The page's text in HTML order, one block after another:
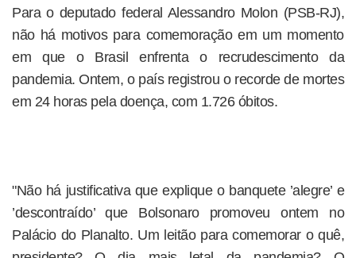
Para o deputado federal Alessandro Molon (PSB-RJ),
não há motivos para comemoração em um momento
em que o Brasil enfrenta o recrudescimento da
pandemia. Ontem, o país registrou o recorde de mortes
em 24 horas pela doença, com 1.726 óbitos.
"Não há justificativa que explique o banquete ’alegre’ e
’descontraído’ que Bolsonaro promoveu ontem no
Palácio do Planalto. Um leitão para comemorar o quê,